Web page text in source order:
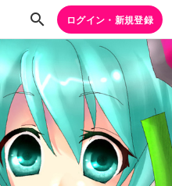
ログイン・新規登録